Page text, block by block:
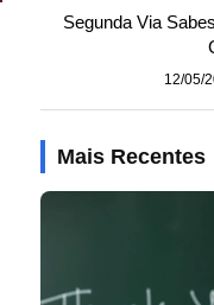
Segunda Via
12/05/
Mais Recentes